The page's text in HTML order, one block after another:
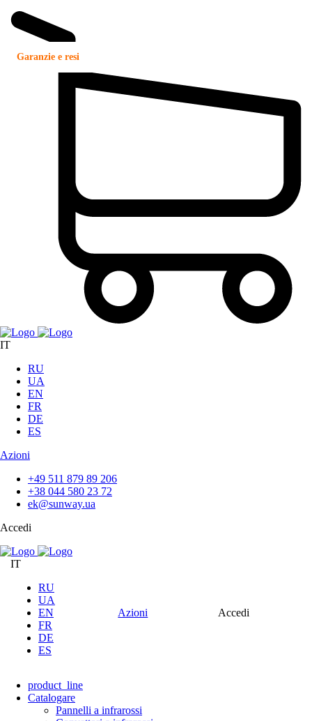
IT
RU
UA
EN
FR
DE
ES
Azioni
+49 511 879 89 206
+38 044 580 23 72
ek@sunway.ua
Accedi
IT
RU
UA
EN
FR
DE
ES
Azioni Accedi
product_line
Catalogare
Pannelli a infrarossi
Garanzie e resi